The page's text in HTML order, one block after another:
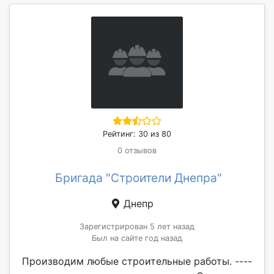
Рейтинг: 30 из 80
0 отзывов
Бригада "Строители Днепра"
Днепр
Зарегистрирован 5 лет назад
Был на сайте год назад
Производим любые строительные работы. ----